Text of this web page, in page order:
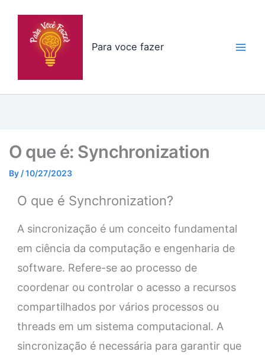
Para voce fazer
O que é: Synchronization
By /10/27/2023
O que é Synchronization?
A sincronização é um conceito fundamental
em ciência da computação e engenharia de
software. Refere-se ao processo de
coordenar ou controlar o acesso a recursos
compartilhados por vários processos ou
threads em um sistema computacional. A
sincronização é necessária para garantir que